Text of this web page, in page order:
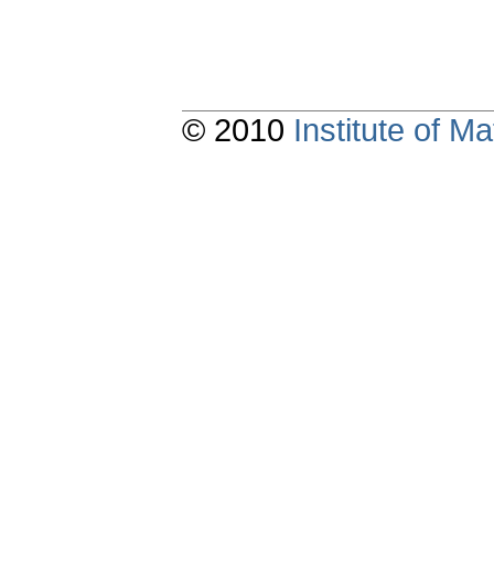
© 2010 Institute of